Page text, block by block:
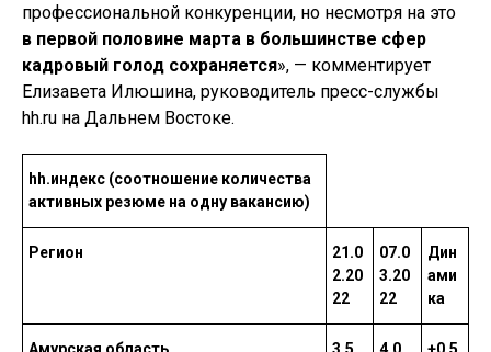
профессиональной конкуренции, но несмотря на это
в первой половине марта в большинстве сфер
кадровый голод сохраняется», — комментирует
Елизавета Илюшина, руководитель пресс-службы
hh.ru на Дальнем Востоке.
hh.индекс (соотношение количества
активных резюме на одну вакансию)
Регион
21.0
2.20
22
07.0
3.20
22
Дин
ами
ка